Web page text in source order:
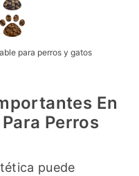
para perros y gatos
En
Perros
puede